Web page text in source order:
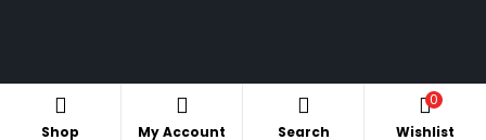
Shop My Account Search Wishlist
0